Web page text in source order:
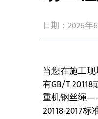
日期：2026年
当您在施工
有GB/T
重机钢丝绳
20118-2017